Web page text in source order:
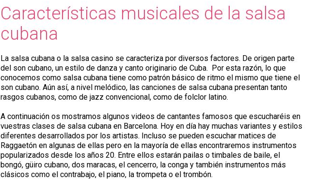
Características musicales de la salsa
cubana
La salsa cubana o la salsa casino se caracteriza por diversos factores. De origen parte
del son cubano, un estilo de danza y canto originario de Cuba. Por esta razón, lo que
conocemos como salsa cubana tiene como patrón básico de ritmo el mismo que tiene el
son cubano. Aún así, a nivel melódico, las canciones de salsa cubana presentan tanto
rasgos cubanos, como de jazz convencional, como de folclor latino.
A continuación os mostramos algunos videos de cantantes famosos que escucharéis en
vuestras clases de salsa cubana en Barcelona. Hoy en día hay muchas variantes y estilos
diferentes desarrollados por los artistas. Incluso se pueden escuchar matices de
Raggaetón en algunas de ellas pero en la mayoría de ellas encontraremos instrumentos
popularizados desde los años 20. Entre ellos estarán pailas o timbales de baile, el
bongó, güiro cubano, dos maracas, el cencerro, la conga y también instrumentos más
clásicos como el contrabajo, el piano, la trompeta o el trombón.